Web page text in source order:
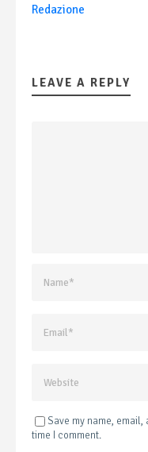
Redazione
LEAVE A REPLY
Save my name,
time I comment.